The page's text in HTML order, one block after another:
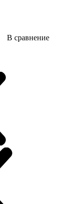
В сравнение